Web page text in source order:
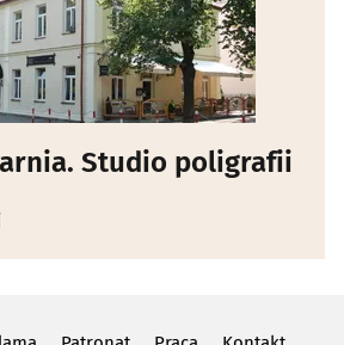
Studio poligrafii